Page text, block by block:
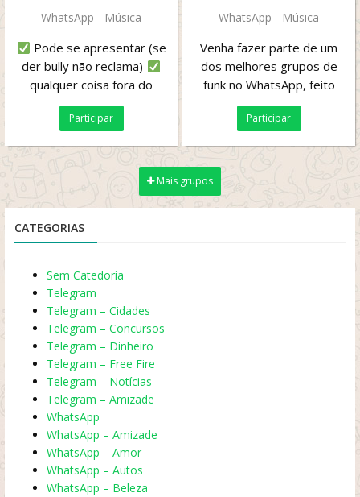
WhatsApp - Música
Pode se apresentar (se
der bully não reclama)
qualquer coisa fora do
normal pode marcar o admir
aqui
Aqui...
Participar
WhatsApp - Música
Venha fazer parte de um
dos melhores grupos de
funk no WhatsApp, feito
pela Detona Funk um
grande canal de músicas
Participar
Mais grupos
CATEGORIAS
Sem Catedoria
Telegram
Telegram – Cidades
Telegram – Concursos
Telegram – Dinheiro
Telegram – Free Fire
Telegram – Notícias
Telegram – Amizade
WhatsApp
WhatsApp – Amizade
WhatsApp – Amor
WhatsApp – Autos
WhatsApp – Beleza